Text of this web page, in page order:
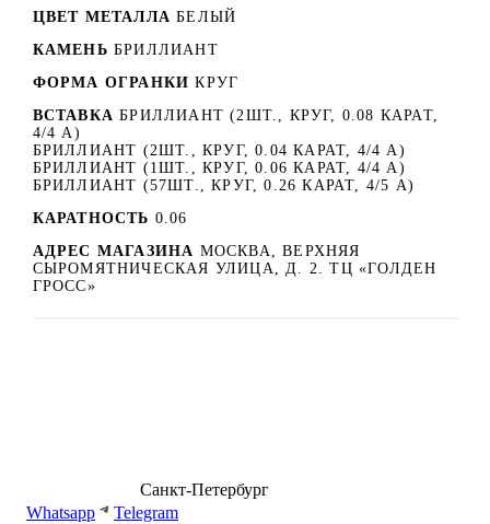
ЦВЕТ МЕТАЛЛА БЕЛЫЙ
КАМЕНЬ БРИЛЛИАНТ
ФОРМА ОГРАНКИ КРУГ
ВСТАВКА БРИЛЛИАНТ (2ШТ., КРУГ, 0.08 КАРАТ,
4/4 А)
БРИЛЛИАНТ (2ШТ., КРУГ, 0.04 КАРАТ, 4/4 А)
БРИЛЛИАНТ (1ШТ., КРУГ, 0.06 КАРАТ, 4/4 А)
БРИЛЛИАНТ (57ШТ., КРУГ, 0.26 КАРАТ, 4/5 А)
КАРАТНОСТЬ 0.06
АДРЕС МАГАЗИНА МОСКВА, ВЕРХНЯЯ
СЫРОМЯТНИЧЕСКАЯ УЛИЦА, Д. 2. ТЦ «ГОЛДЕН
ГРОСС»
Санкт-Петербург
Whatsapp
Telegram